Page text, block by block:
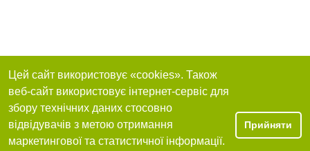
Цей сайт використовує «cookies». Також
веб-сайт використовує інтернет-сервіс для
збору технічних даних стосовно
відвідувачів з метою отримання
маркетингової та статистичної інформації.
Прийняти